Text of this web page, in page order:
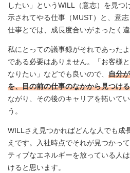
したい」というWILL（意志）を見つ
示されてやる仕事（MUST）と、意
仕事とでは、成長度合いがまったく違
私にとっての議事録がそれであった
である必要はありません。「お客様
なりたい」などでも良いので、 自分
を、目の前の仕事のなかから見つけ
ながり、その後のキャリアを拓いて
う。
WILLさえ見つかればどんな人でも成
えです。入社時点でそれが見つかっ
ティブなエネルギーを放っている人
けると思います。